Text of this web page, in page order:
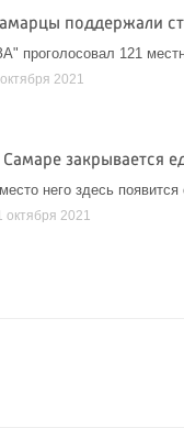
поддержали
проголосовал 121
2021
Самаре закрывается
него здесь
октября 2021